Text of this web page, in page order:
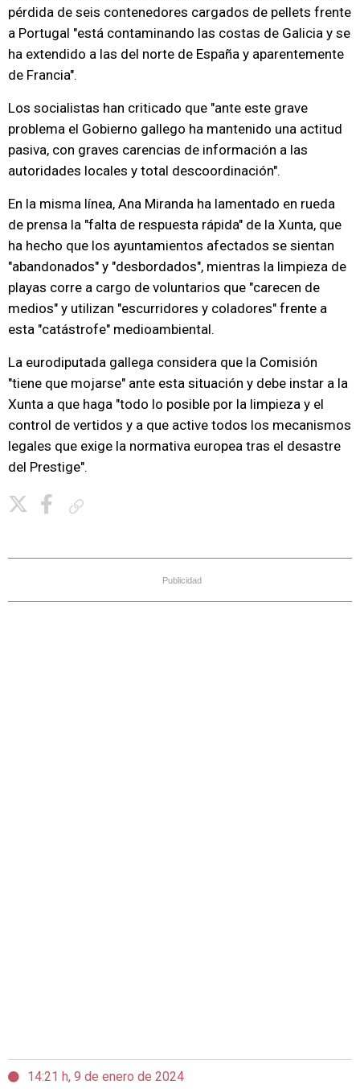
pérdida de seis contenedores cargados de pellets frente
a Portugal "está contaminando las costas de Galicia y se
ha extendido a las del norte de España y aparentemente
de Francia".
Los socialistas han criticado que "ante este grave
problema el Gobierno gallego ha mantenido una actitud
pasiva, con graves carencias de información a las
autoridades locales y total descoordinación".
En la misma línea, Ana Miranda ha lamentado en rueda
de prensa la "falta de respuesta rápida" de la Xunta, que
ha hecho que los ayuntamientos afectados se sientan
"abandonados" y "desbordados", mientras la limpieza de
playas corre a cargo de voluntarios que "carecen de
medios" y utilizan "escurridores y coladores" frente a
esta "catástrofe" medioambiental.
La eurodiputada gallega considera que la Comisión
"tiene que mojarse" ante esta situación y debe instar a la
Xunta a que haga "todo lo posible por la limpieza y el
control de vertidos y a que active todos los mecanismos
legales que exige la normativa europea tras el desastre
del Prestige".
Publicidad
14:21 h, 9 de enero de 2024